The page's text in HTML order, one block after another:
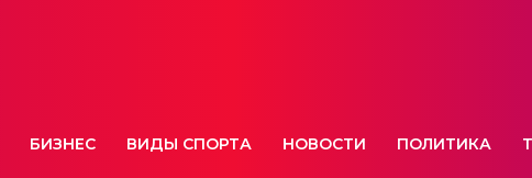
БИЗНЕС ВИДЫ СПОРТА НОВОСТИ ПОЛИТИКА